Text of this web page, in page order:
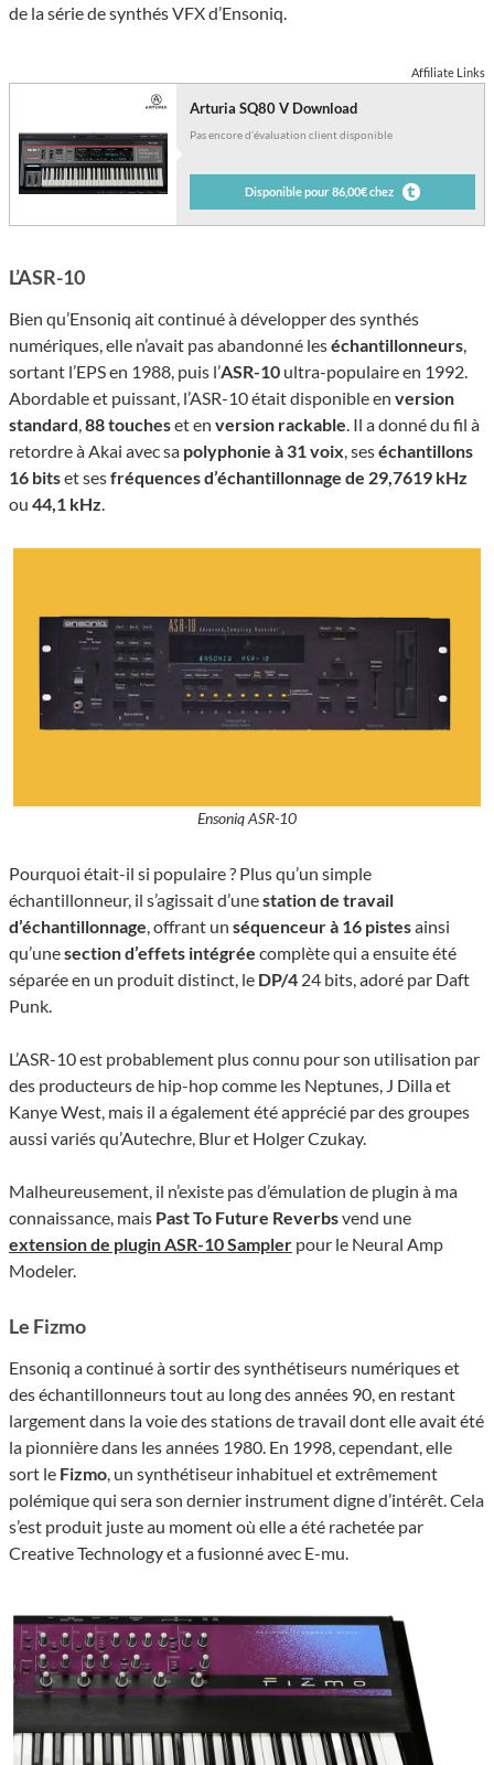
de la série de synthés VFX d’Ensoniq.
Affiliate Links
Arturia SQ80 V Download
Pas encore d’évaluation client disponible
Disponible pour 86,00€ chez
L’ASR-10
Bien qu’Ensoniq ait continué à développer des synthés
numériques, elle n’avait pas abandonné leséchantillonneurs,
sortant l’EPS en 1988, puis l’ASR-10 ultra-populaire en 1992.
Abordable et puissant, l’ASR-10 était disponible en version
standard,88 toucheset en version rackable. Il a donné du fil à
retordre à Akai avec sa polyphonie à 31 voix, seséchantillons
16 bitset sesfréquences d’échantillonnage de 29,7619 kHz
ou 44,1 kHz.
Ensoniq ASR-10
Pourquoi était-il si populaire ? Plus qu’un simple
échantillonneur, il s’agissait d’unestation de travail
d’échantillonnage , offrant un séquenceur à 16 pistesainsi
qu’unesection d’effets intégrée complète qui a ensuite été
séparée en un produit distinct, le DP/4 24 bits, adoré par Daft
Punk.
L’ASR-10 est probablement plus connu pour son utilisation par
des producteurs de hip-hop comme les Neptunes, J Dilla et
Kanye West, mais il a également été apprécié par des groupes
aussi variés qu’Autechre, Blur et Holger Czukay.
Malheureusement, il n’existe pas d’émulation de plugin à ma
connaissance, mais Past To Future Reverbsvend une
extension de plugin ASR-10 Sampler pour le Neural Amp
Modeler.
Le Fizmo
Ensoniq a continué à sortir des synthétiseurs numériques et
des échantillonneurs tout au long des années 90, en restant
largement dans la voie des stations de travail dont elle avait été
la pionnière dans les années 1980. En 1998, cependant, elle
sort le Fizmo , un synthétiseur inhabituel et extrêmement
polémique qui sera son dernier instrument digne d’intérêt. Cela
s’est produit juste au moment où elle a été rachetée par
Creative Technology et a fusionné avec E-mu.